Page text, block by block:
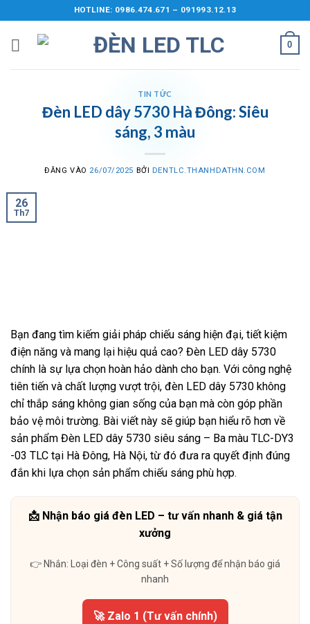
qua
nội
HOTLINE: 0986.474.671 – 091993.12.13
0
TIN TỨC
Đèn LED dây 5730 Hà Đông: Siêu
sáng, 3 màu
ĐĂNG VÀO 26/07/2025 BỞI DENTLC.THANHDATHN.COM
26
Th7
Bạn đang tìm kiếm giải pháp chiếu sáng hiện đại, tiết kiệm
điện năng và mang lại hiệu quả cao? Đèn LED dây 5730
chính là sự lựa chọn hoàn hảo dành cho bạn. Với công nghệ
tiên tiến và chất lượng vượt trội, đèn LED dây 5730 không
chỉ thắp sáng không gian sống của bạn mà còn góp phần
bảo vệ môi trường. Bài viết này sẽ giúp bạn hiểu rõ hơn về
sản phẩm Đèn LED dây 5730 siêu sáng – Ba màu TLC-DY3
-03 TLC tại Hà Đông, Hà Nội, từ đó đưa ra quyết định đúng
đắn khi lựa chọn sản phẩm chiếu sáng phù hợp.
📩 Nhận báo giá đèn LED – tư vấn nhanh & giá tận
xưởng
👉 Nhắn: Loại đèn + Công suất + Số lượng để nhận báo giá
nhanh
🚀 Zalo 1 (Tư vấn chính)